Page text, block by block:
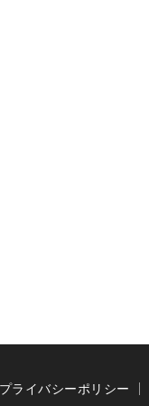
プライバシーポリシー